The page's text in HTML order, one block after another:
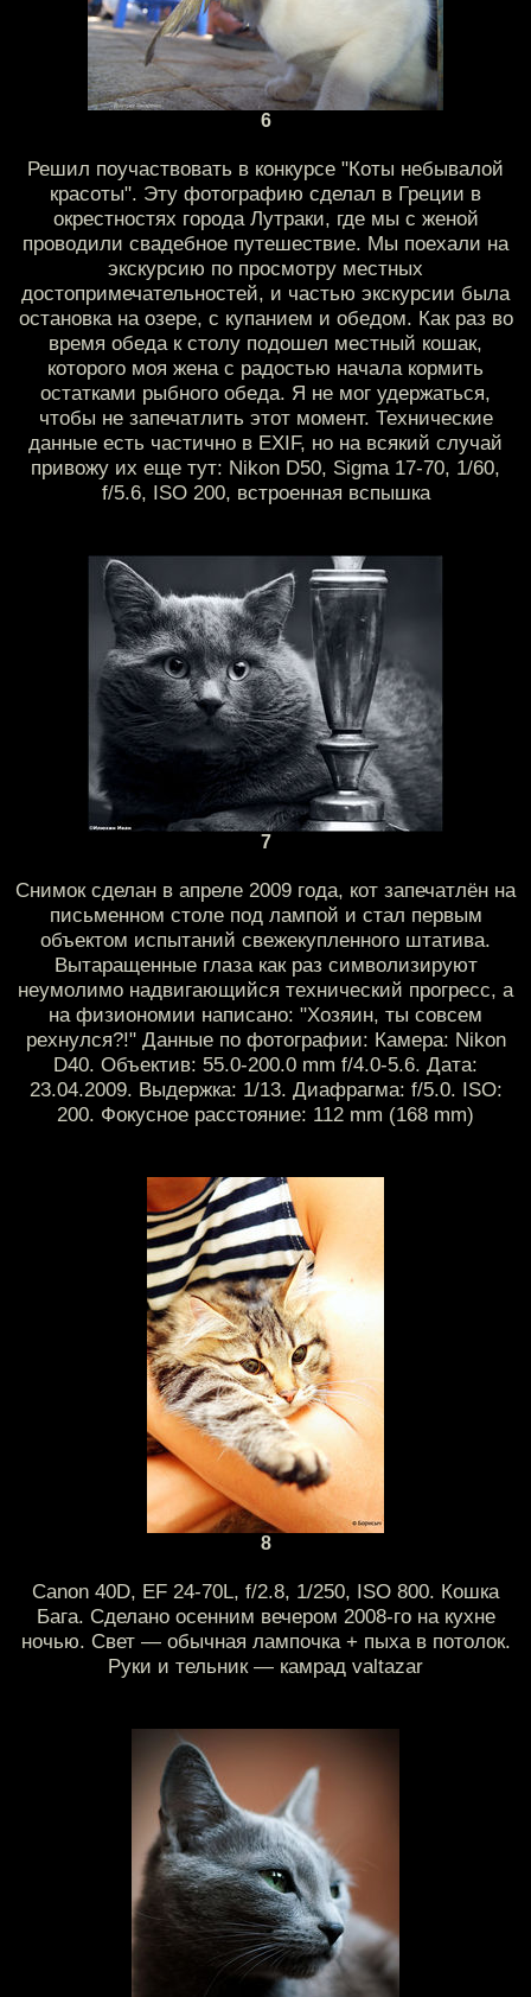
6
Решил поучаствовать в конкурсе "Коты небывалой
красоты". Эту фотографию сделал в Греции в
окрестностях города Лутраки, где мы с женой
проводили свадебное путешествие. Мы поехали на
экскурсию по просмотру местных
достопримечательностей, и частью экскурсии была
остановка на озере, с купанием и обедом. Как раз во
время обеда к столу подошел местный кошак,
которого моя жена с радостью начала кормить
остатками рыбного обеда. Я не мог удержаться,
чтобы не запечатлить этот момент. Технические
данные есть частично в EXIF, но на всякий случай
привожу их еще тут: Nikon D50, Sigma 17-70, 1/60,
f/5.6, ISO 200, встроенная вспышка
7
Снимок сделан в апреле 2009 года, кот запечатлён на
письменном столе под лампой и стал первым
объектом испытаний свежекупленного штатива.
Вытаращенные глаза как раз символизируют
неумолимо надвигающийся технический прогресс, а
на физиономии написано: "Хозяин, ты совсем
рехнулся?!" Данные по фотографии: Камера: Nikon
D40. Объектив: 55.0-200.0 mm f/4.0-5.6. Дата:
23.04.2009. Выдержка: 1/13. Диафрагма: f/5.0. ISO:
200. Фокусное расстояние: 112 mm (168 mm)
8
Canon 40D, EF 24-70L, f/2.8, 1/250, ISO 800. Кошка
Бага. Сделано осенним вечером 2008-го на кухне
ночью. Свет — обычная лампочка + пыха в потолок.
Руки и тельник — камрад valtazar